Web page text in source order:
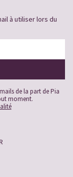
à utiliser lors du
de la part de Pia
moment.